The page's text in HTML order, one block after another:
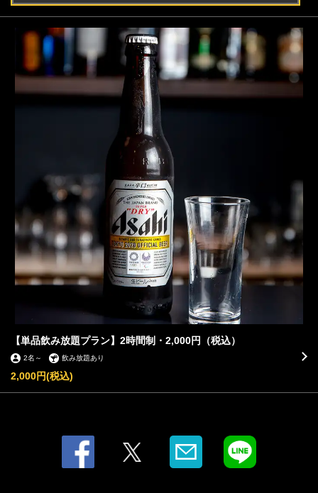
【単品飲み放題プラン】2時間制・2,000円（税込）
2名 ～ 飲み放題あり
2,000円(税込)